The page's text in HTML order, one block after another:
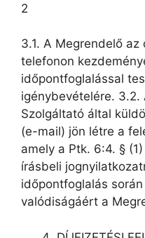
2
3.1. A Megrendelő
telefonon
időpontfoglalással
igénybevételére. 3.2.
Szolgáltató által
(e-mail) jön létre a
amely a Ptk. 6:4. §
írásbeli
időpontfoglalás
valódiságáért a